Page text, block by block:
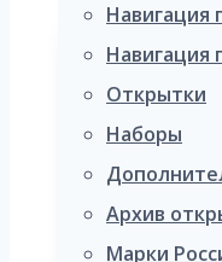
Навигация
Навигация
Открытки
Наборы
Архив
Марки